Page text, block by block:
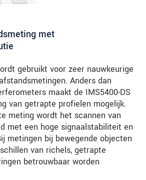
met
gebruikt voor zeer nauwkeurige
Anders dan
maakt de IMS5400-DS
van getrapte profielen mogelijk.
meting wordt het scannen van
met een hoge signaalstabiliteit en
metingen bij bewegende objecten
van richels, getrapte
betrouwbaar worden